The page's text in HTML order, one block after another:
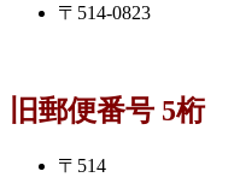
〒514-0823
旧郵便番号 5桁
〒514